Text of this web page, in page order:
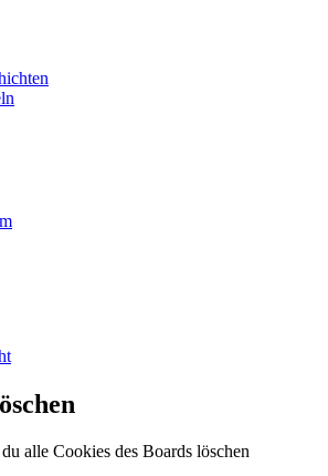
alle Cookies des Boards löschen